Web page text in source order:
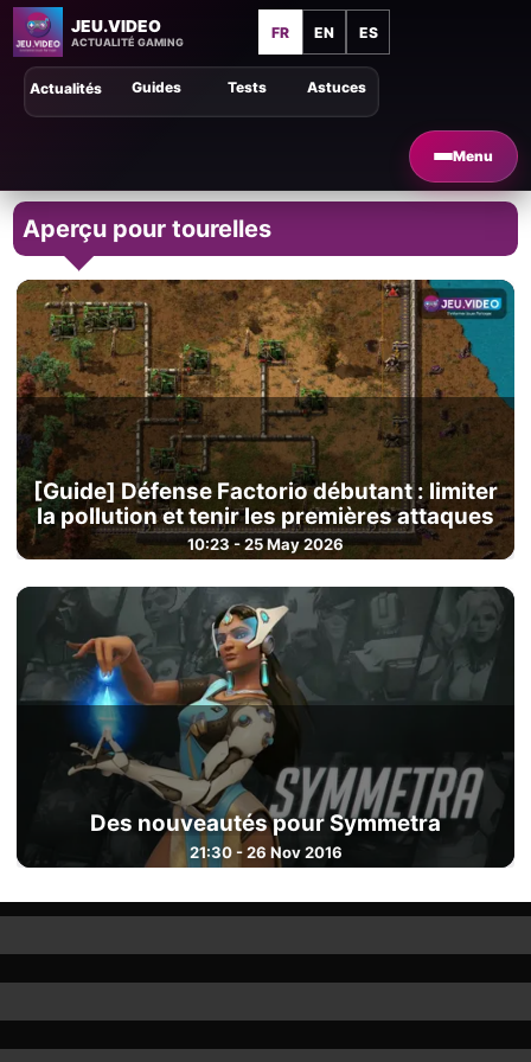
JEU.VIDEO
ACTUALITÉ GAMING
FR EN ES
Menu
Astuces
Guides Tests
Actualités
Aperçu pour tourelles
[Guide] Défense Factorio débutant : limiter
la pollution et tenir les premières attaques
10:23 - 25 May 2026
Des nouveautés pour Symmetra
21:30 - 26 Nov 2016